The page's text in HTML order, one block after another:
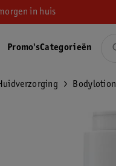
in huis
Promo'sCategorieën
Bodylotion